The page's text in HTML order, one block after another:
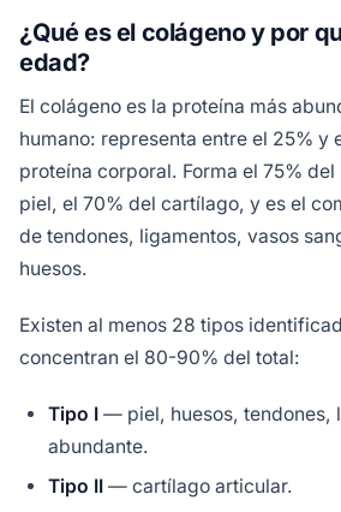
¿Qué es el colágeno y por
edad?
El colágeno es la proteína más
humano: representa entre el 25% y
proteína corporal. Forma el 75% del
piel, el 70% del cartílago, y es el
de tendones, ligamentos, vasos
huesos.
Existen al menos 28 tipos
concentran el 80-90% del total:
Tipo I — piel, huesos, tendones,
abundante.
Tipo II — cartílago articular.